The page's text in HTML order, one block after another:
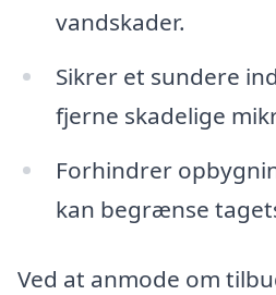
vandskader.
Sikrer et sundere
fjerne skadelige
Forhindrer
kan begrænse
Ved at anmode om